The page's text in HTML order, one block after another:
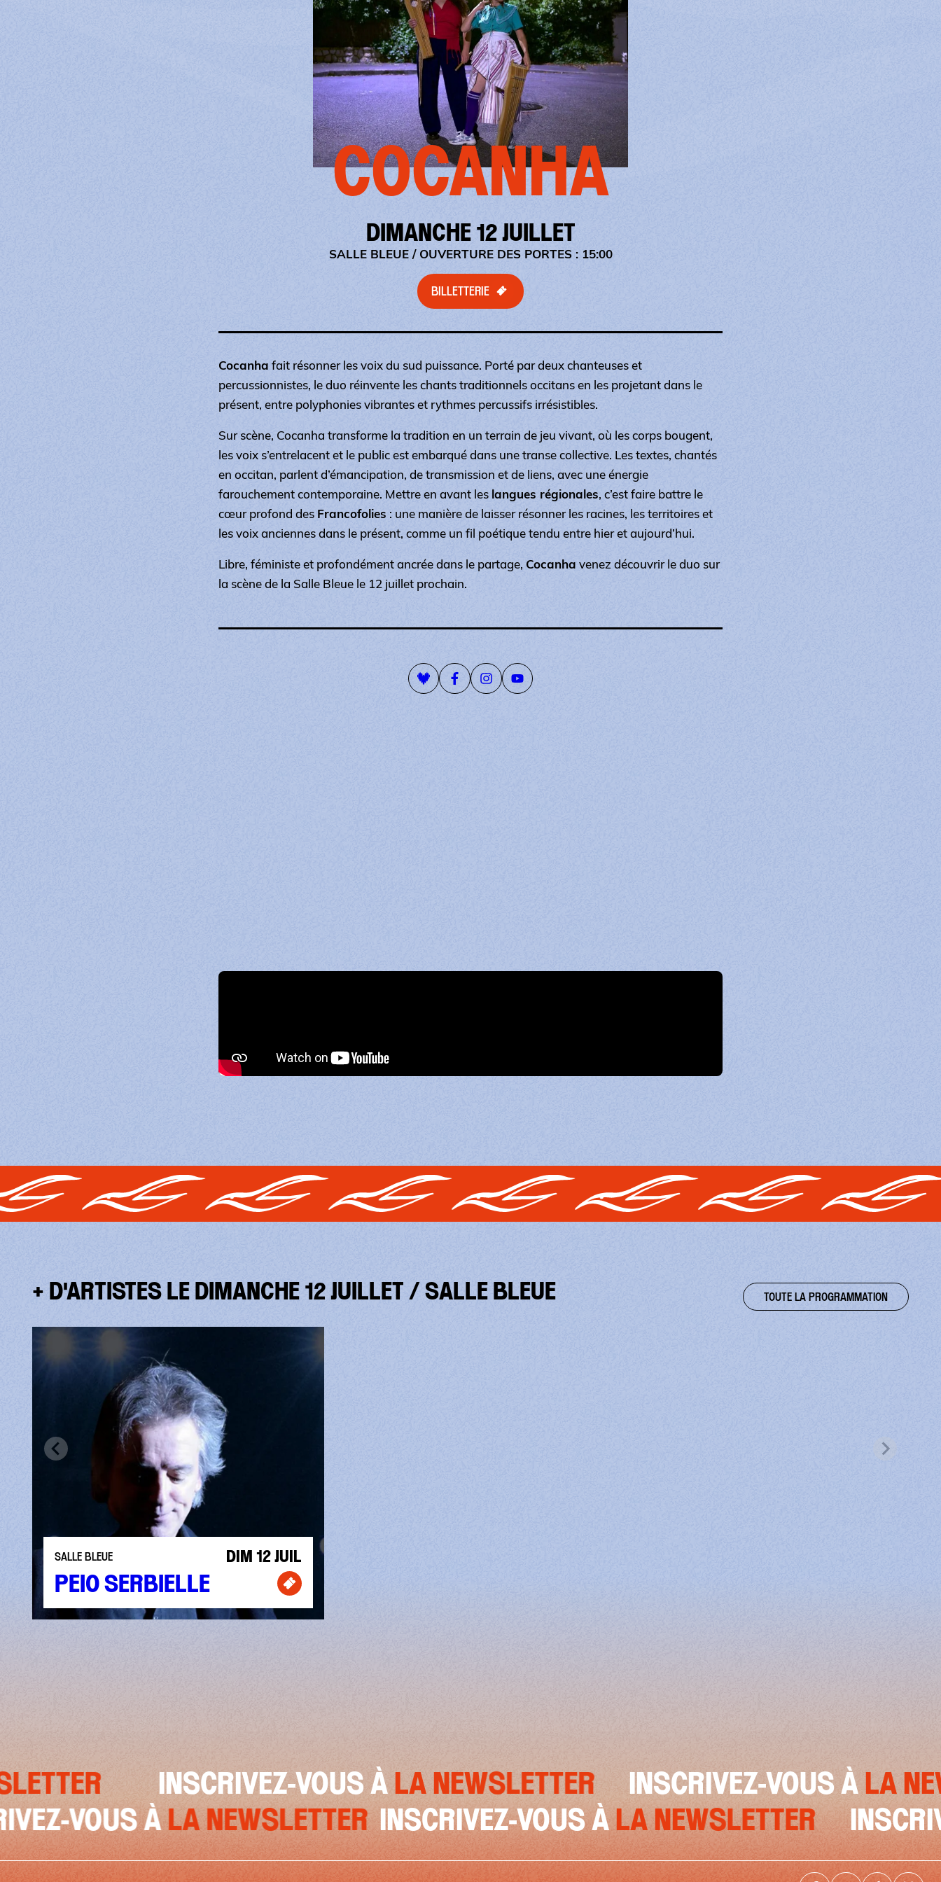
COCANHA
DIMANCHE 12 JUILLET
SALLE BLEUE / OUVERTURE DES PORTES : 15:00
BILLETTERIE
Cocanha fait résonner les voix du sud puissance. Porté par deux chanteuses et
percussionnistes, le duo réinvente les chants traditionnels occitans en les projetant dans le
présent, entre polyphonies vibrantes et rythmes percussifs irrésistibles.
Sur scène, Cocanha transforme la tradition en un terrain de jeu vivant, où les corps bougent,
les voix s’entrelacent et le public est embarqué dans une transe collective. Les textes, chantés
en occitan, parlent d’émancipation, de transmission et de liens, avec une énergie
farouchement contemporaine. Mettre en avant les langues régionales, c’est faire battre le
cœur profond des Francofolies : une manière de laisser résonner les racines, les territoires et
les voix anciennes dans le présent, comme un fil poétique tendu entre hier et aujourd’hui.
Libre, féministe et profondément ancrée dans le partage, Cocanha venez découvrir le duo sur
la scène de la Salle Bleue le 12 juillet prochain.
Playlist Deezer
Page Facebook
Compte Instagram
Page Youtube
+ D'ARTISTES LE DIMANCHE 12 JUILLET / SALLE BLEUE TOUTE LA PROGRAMMATION
SALLE BLEUE DIM 12 JUIL
PEIO SERBIELLE Billetterie pour Peio Serbielle
INSCRIVEZ-VOUS ÀLA NEWSLETTER INSCRIVEZ-VOUS ÀLA
INSCRIVEZ-VOUS ÀLA NEWSLETTER INSCRIVEZ-VOUS ÀLA NEWSLETTER